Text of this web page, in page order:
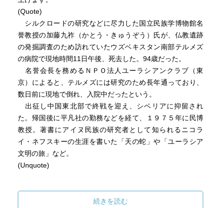
(Quote)
シルクロードの研究などに尽力した国立民族学博物館名
誉教授の加藤九祚（かとう・きゅうぞう）氏が、仏教遺跡
の発掘調査のため訪れていたウズベキスタン南部テルメズ
の病院で現地時間11日午後、死去した。94歳だった。
名誉会長を務めるＮＰＯ法人ユーラシアンクラブ（東
京）によると、テルメズには研究のため長年通っており、
数日前に現地で倒れ、入院中だったという。
出征し中国東北部で終戦を迎え、シベリアに抑留され
た。帰国後に平凡社の勤務などを経て、１９７５年に民博
教授。著書にアイヌ民族の研究者として知られるニコラ
イ・ネフスキーの生涯を書いた「天の蛇」や「ユーラシア
文明の旅」など。
(Unquote)
続きを読む